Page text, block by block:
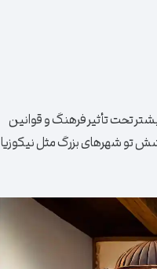
بیشتر تحت تأثیر فرهنگ و قوانین
تو شهرهای بزرگ مثل نیکوزیا